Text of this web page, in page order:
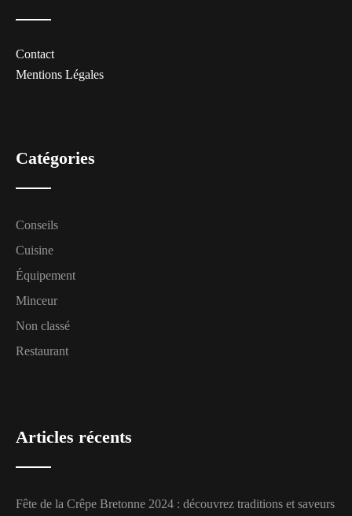
Contact
Mentions Légales
Catégories
Conseils
Cuisine
Équipement
Minceur
Non classé
Restaurant
Articles récents
Fête de la Crêpe Bretonne 2024 : découvrez traditions et saveurs